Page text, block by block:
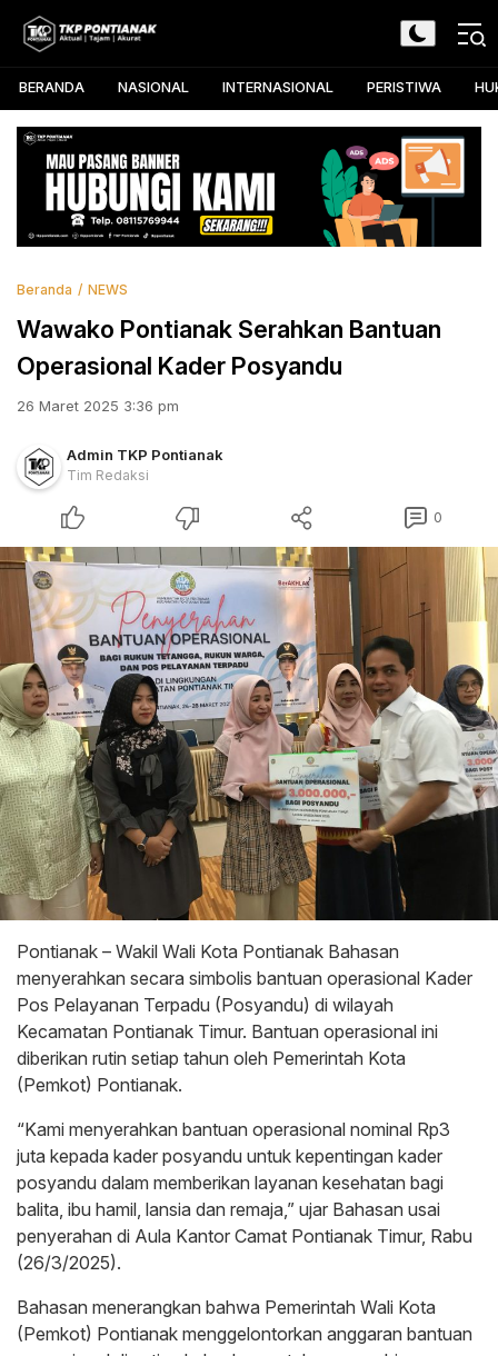
TKP Pontianak
Aktual, Tajam, dan Akurat
BERANDA NASIONAL INTERNASIONAL PERISTIWA
Beranda NEWS
Wawako Pontianak Serahkan Bantuan
Operasional Kader Posyandu
26 Maret 2025 3:36 pm
Admin TKP Pontianak
Tim Redaksi
0
Pontianak – Wakil Wali Kota Pontianak Bahasan
menyerahkan secara simbolis bantuan operasional Kader
Pos Pelayanan Terpadu (Posyandu) di wilayah
Kecamatan Pontianak Timur. Bantuan operasional ini
diberikan rutin setiap tahun oleh Pemerintah Kota
(Pemkot) Pontianak.
“Kami menyerahkan bantuan operasional nominal Rp3
juta kepada kader posyandu untuk kepentingan kader
posyandu dalam memberikan layanan kesehatan bagi
balita, ibu hamil, lansia dan remaja,” ujar Bahasan usai
penyerahan di Aula Kantor Camat Pontianak Timur, Rabu
(26/3/2025).
Bahasan menerangkan bahwa Pemerintah Wali Kota
(Pemkot) Pontianak menggelontorkan anggaran bantuan